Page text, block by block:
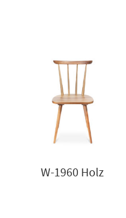
W-1960 Holz